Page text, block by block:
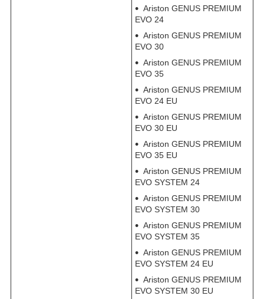
Ariston GENUS PREMIUM
EVO 24
Ariston GENUS PREMIUM
EVO 30
Ariston GENUS PREMIUM
EVO 35
Ariston GENUS PREMIUM
EVO 24 EU
Ariston GENUS PREMIUM
EVO 30 EU
Ariston GENUS PREMIUM
EVO 35 EU
Ariston GENUS PREMIUM
EVO SYSTEM 24
Ariston GENUS PREMIUM
EVO SYSTEM 30
Ariston GENUS PREMIUM
EVO SYSTEM 35
Ariston GENUS PREMIUM
EVO SYSTEM 24 EU
Ariston GENUS PREMIUM
EVO SYSTEM 30 EU